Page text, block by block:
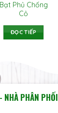
Bạt Phủ Chống
Cỏ
ĐỌC TIẾP
NHÀ PHÂN PHỐI